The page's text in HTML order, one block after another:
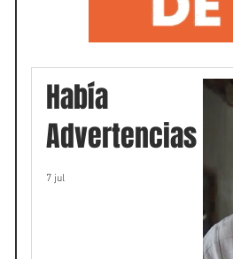
Había
Advertencias
7 jul